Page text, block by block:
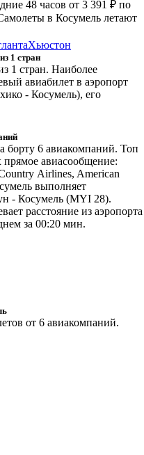
48 часов от 3 391 ₽ по
в Косумель летают
Хьюстон
1 стран
1 стран. Наиболее
авиабилет в аэропорт
- Косумель), его
борту 6 авиакомпаний. Топ
авиасообщение:
Airlines, American
выполняет
- Косумель (MYI 28).
расстояние из аэропорта
за 00:20 мин.
от 6 авиакомпаний.